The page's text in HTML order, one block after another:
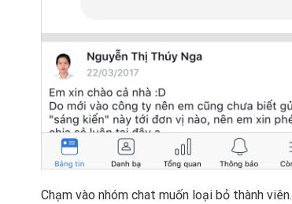
Chạm vào nhóm chat muốn loại bỏ thành viên.